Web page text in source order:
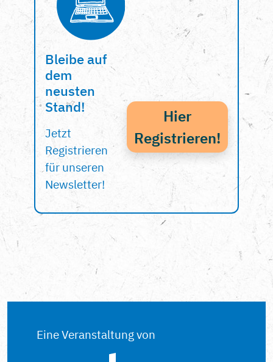
Bleibe auf
dem
neusten
Stand!
Jetzt
Registrieren
für unseren
Newsletter!
Hier
Registrieren!
Eine Veranstaltung von